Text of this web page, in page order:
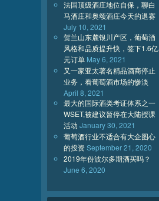
法国顶级酒庄地位自保，聊白
马酒庄和奥颂酒庄今天的退赛
July 10, 2021
贺兰山东麓银川产区，葡萄酒
风格和品质提升快，签下1.6亿
元订单 May 6, 2021
又一家亚太著名精品酒商停止
业务，看葡萄酒市场的惨淡
April 8, 2021
最大的国际酒类考证体系之一
WSET,被建议暂停在大陆授课
活动 January 30, 2021
葡萄酒行业不适合有大企图心
的投资September 21, 2020
2019年份波尔多期酒买吗？
June 6, 2020